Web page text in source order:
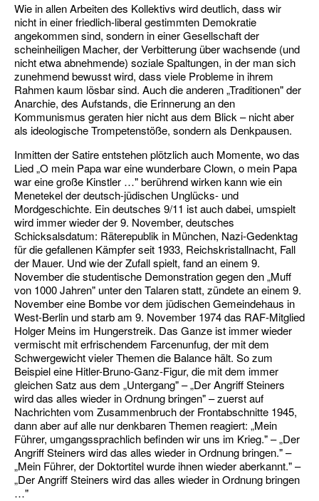
Wie in allen Arbeiten des Kollektivs wird deut­lich, dass wir
nicht in einer friedlich-liberal gestimmten Demokratie
angekommen sind, sondern in einer Gesellschaft der
scheinheili­gen Macher, der Verbitterung über wachsen­de (und
nicht etwa abnehmende) soziale Spal­tungen, in der man sich
zunehmend bewusst wird, dass viele Probleme in ihrem
Rahmen kaum lösbar sind. Auch die anderen „Tradi­tionen" der
Anarchie, des Aufstands, die Er­innerung an den
Kommunismus geraten hier nicht aus dem Blick – nicht aber
als ideolo­gische Trompetenstöße, sondern als Denk­pausen.
Inmitten der Satire entstehen plötzlich auch Momente, wo das
Lied „O mein Papa war eine wunderbare Clown, o mein Papa
war eine gro­ße Kinstler …" berührend wirken kann wie ein
Menetekel der deutsch-jüdischen Un­glücks- und
Mordgeschichte. Ein deutsches 9/11 ist auch dabei, umspielt
wird immer wieder der 9. November, deutsches
Schicksals­datum: Räterepublik in München, Nazi-Ge­denktag
für die gefallenen Kämpfer seit 1933, Reichskristallnacht, Fall
der Mauer. Und wie der Zufall spielt, fand an einem 9.
November die studentische Demonstration gegen den „Muff
von 1000 Jahren" unter den Talaren statt, zündete an einem 9.
November eine Bom­be vor dem jüdischen Gemeindehaus in
West-Berlin und starb am 9. November 1974 das RAF-Mitglied
Holger Meins im Hungerstreik. Das Ganze ist immer wieder
vermischt mit erfrischendem Farcenunfug, der mit dem
Schwergewicht vieler Themen die Balance hält. So zum
Beispiel eine Hitler-Bruno-Ganz-Figur, die mit dem immer
gleichen Satz aus dem „Untergang" – „Der Angriff Steiners
wird das alles wieder in Ordnung bringen" – zuerst auf
Nachrichten vom Zusammenbruch der Frontabschnitte 1945,
dann aber auf alle nur denkbaren Themen reagiert: „Mein
Füh­rer, umgangssprachlich befinden wir uns im Krieg." – „Der
Angriff Steiners wird das al­les wieder in Ordnung bringen." –
„Mein Füh­rer, der Doktortitel wurde ihnen wieder aber­kannt." –
„Der Angriff Steiners wird das al­les wieder in Ordnung bringen
…"